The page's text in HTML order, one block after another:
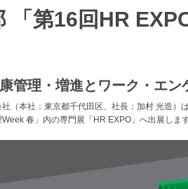
「第16回HR
管理・増進とワーク・エン
（本社：東京都千代田区、社長：加村 光造）
春」内の専門展「HR EXPO」へ出展します